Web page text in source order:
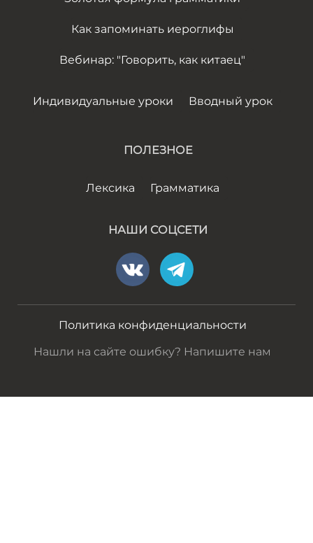
Как запоминать иероглифы
Вебинар: "Говорить, как китаец"
Индивидуальные уроки Вводный урок
ПОЛЕЗНОЕ
Лексика Грамматика
НАШИ СОЦСЕТИ
Политика конфиденциальности
Нашли на сайте ошибку? Напишите нам